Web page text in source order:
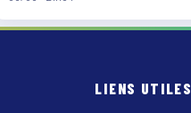
LIENS UTILES